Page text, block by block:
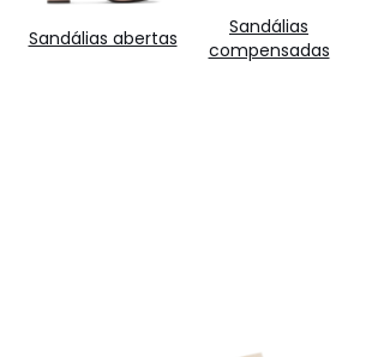
Sandálias abertas
Sandálias
compensadas